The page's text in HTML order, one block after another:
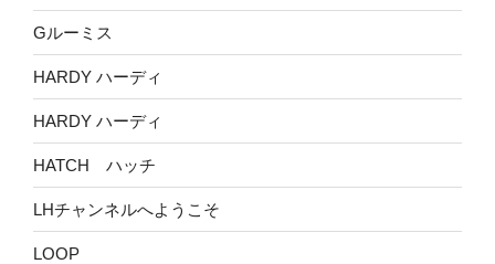
Gルーミス
HARDY ハーディ
HARDY ハーディ
HATCH ハッチ
LHチャンネルへようこそ
LOOP